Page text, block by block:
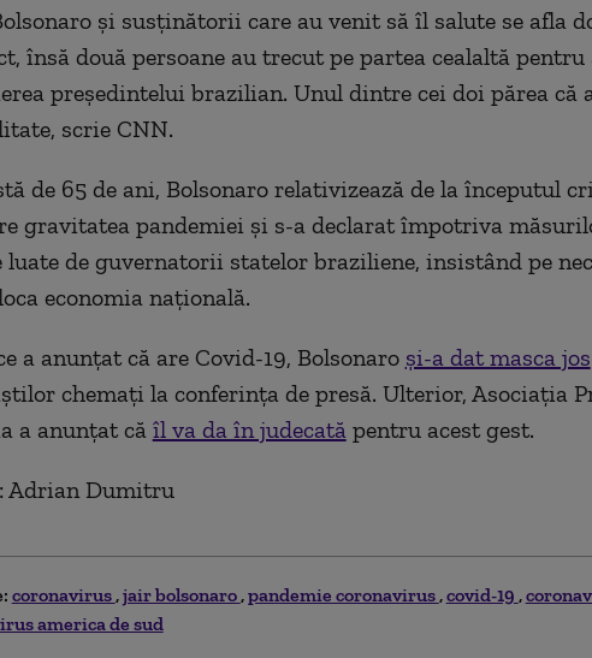
și susținătorii care au venit să îl salute se afla
însă două persoane au trecut pe partea cealaltă
președintelui brazilian. Unul dintre cei doi părea că
scrie CNN.
de 65 de ani, Bolsonaro relativizează de la începutul
gravitatea pandemiei şi s-a declarat împotriva
luate de guvernatorii statelor braziliene, insistând pe
economia naţională.
a anunțat că are Covid-19, Bolsonaro și-a dat masca jos
chemați la conferința de presă. Ulterior, Asociația
a anunțat că îl va da în judecatăpentru acest gest.
Adrian Dumitru
coronavirus jair bolsonaro pandemie coronavirus covid-19
america de sud